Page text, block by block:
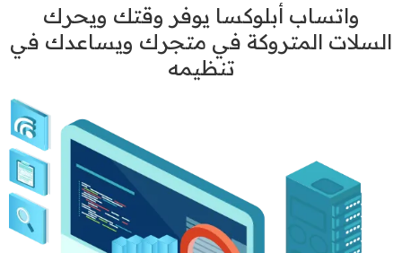
واتساب أبلوكسا يوفر وقتك ويحرك
السلات المتروكة في متجرك ويساعدك في
تنظيمه